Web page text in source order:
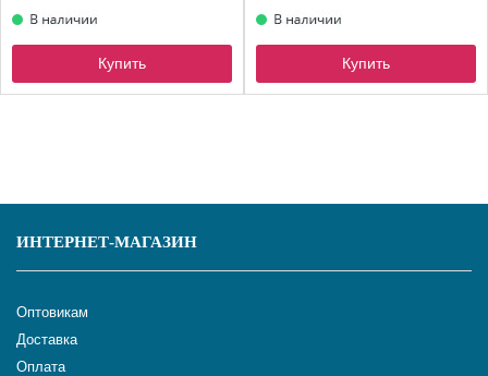
Купить Купить
ИНТЕРНЕТ-МАГАЗИН
Оптовикам
Доставка
Оплата